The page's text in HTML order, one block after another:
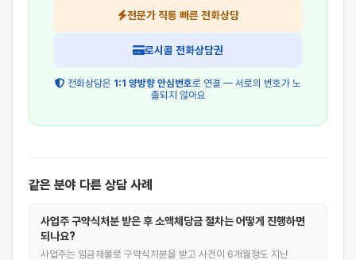
전문가 직통 빠른 전화상담
로시콜 전화상담권
전화상담은 1:1 양방향 안심번호로 연결 — 서로의 번호가 노
출되지 않아요
같은 분야 다른 상담 사례
사업주 구약식처분 받은 후 소액체당금 절차는 어떻게 진행하면
되나요?
사업주는 임금체불로 구약식처분을 받고 사건이 6개월정도 지난